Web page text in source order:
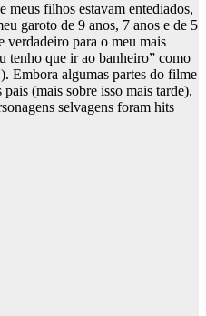
filhos estavam entediados,
garoto de 9 anos, 7 anos e de 5
verdadeiro para o meu mais
tenho que ir ao banheiro” como
Embora algumas partes do filme
(mais sobre isso mais tarde),
selvagens foram hits